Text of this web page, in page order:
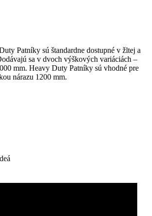
Patníky sú štandardne dostupné v žltej a
sa v dvoch výškových variáciách –
mm. Heavy Duty Patníky sú vhodné pre
nárazu 1200 mm.